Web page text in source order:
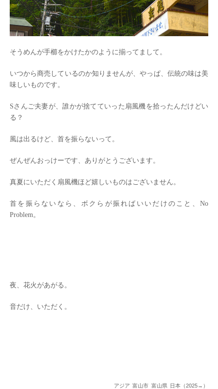
そうめんが手櫛をかけたかのように揃ってまして。
いつから商売しているのか知りませんが、やっぱ、伝統の味は美
味しいものです。
Sさんご夫妻が、誰かが捨てていった扇風機を拾ったんだけどい
る？
風は出るけど、首を振らないって。
ぜんぜんおっけーです、ありがとうございます。
真夏にいただく扇風機ほど嬉しいものはございません。
首を振らないなら、ボクらが振ればいいだけのこと、No
Problem。
夜、花火があがる。
音だけ、いただく。
アジア 富山市 富山県 日本（2025→）